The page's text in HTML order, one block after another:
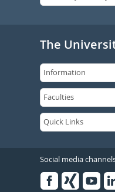
The
Social media